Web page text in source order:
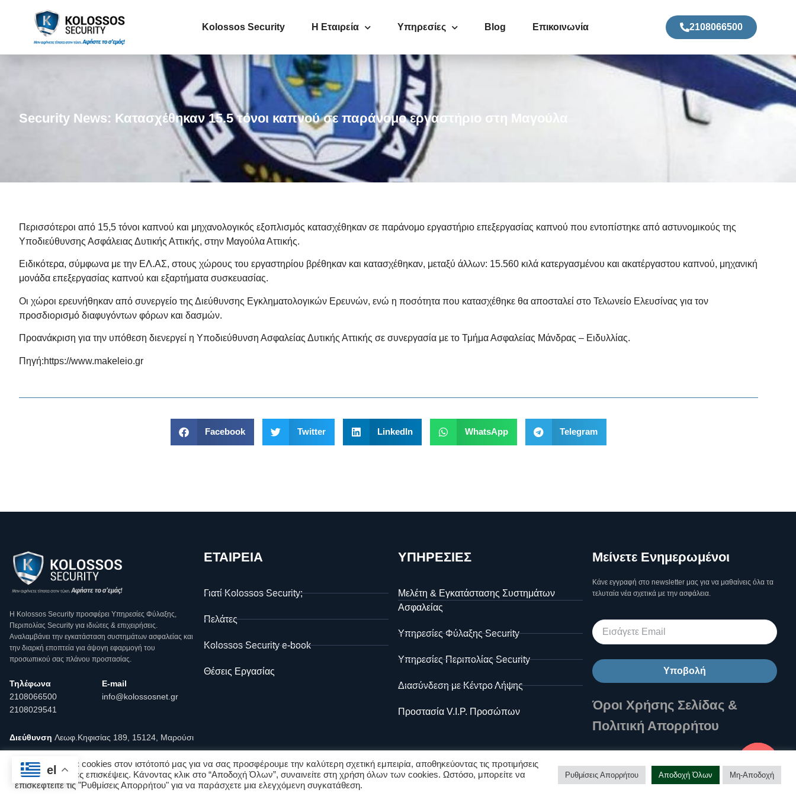
Kolossos Security Η Εταιρεία Υπηρεσίες Blog Επικοινωνία 2108066500
Security News: Κατασχέθηκαν 15.5 τόνοι καπνού σε παράνομο εργαστήριο στη Μαγούλα
Περισσότεροι από 15,5 τόνοι καπνού και μηχανολογικός εξοπλισμός κατασχέθηκαν σε παράνομο εργαστήριο επεξεργασίας καπνού που εντοπίστηκε από αστυνομικούς της
Υποδιεύθυνσης Ασφάλειας Δυτικής Αττικής, στην Μαγούλα Αττικής.
Ειδικότερα, σύμφωνα με την ΕΛ.ΑΣ, στους χώρους του εργαστηρίου βρέθηκαν και κατασχέθηκαν, μεταξύ άλλων: 15.560 κιλά κατεργασμένου και ακατέργαστου καπνού, μηχανική
μονάδα επεξεργασίας καπνού και εξαρτήματα συσκευασίας.
Οι χώροι ερευνήθηκαν από συνεργείο της Διεύθυνσης Εγκληματολογικών Ερευνών, ενώ η ποσότητα που κατασχέθηκε θα αποσταλεί στο Τελωνείο Ελευσίνας για τον
προσδιορισμό διαφυγόντων φόρων και δασμών.
Προανάκριση για την υπόθεση διενεργεί η Υποδιεύθυνση Ασφαλείας Δυτικής Αττικής σε συνεργασία με το Τμήμα Ασφαλείας Μάνδρας – Ειδυλλίας.
Πηγή:https://www.makeleio.gr
Facebook Twitter LinkedIn WhatsApp Telegram
Η Κοlossos Security προσφέρει Υπηρεσίες Φύλαξης,
Περιπολίας Security για ιδιώτες & επιχειρήσεις.
Αναλαμβάνει την εγκατάσταση συστημάτων ασφαλείας και
την διαρκή εποπτεία για άψογη εφαρμογή του
προσωπικού σας πλάνου προστασίας.
Τηλέφωνα
2108066500
2108029541
E-mail
info@kolossosnet.gr
Διεύθυνση Λεωφ.Κηφισίας 189, 15124, Μαρούσι
ΕΤΑΙΡΕΙΑ
Γιατί Kolossos Security;
Πελάτες
Kolossos Security e-book
Θέσεις Εργασίας
ΥΠΗΡΕΣΙΕΣ
Μελέτη & Εγκατάστασης Συστημάτων
Ασφαλείας
Υπηρεσίες Φύλαξης Security
Υπηρεσίες Περιπολίας Security
Διασύνδεση με Κέντρο Λήψης
Προστασία V.I.P. Προσώπων
Μείνετε Ενημερωμένοι
Κάνε εγγραφή στο newsletter μας για να μαθαίνεις όλα τα
τελυταία νέα σχετικά με την ασφάλεια.
Υποβολή
Όροι Χρήσης Σελίδας &
Πολιτική Απορρήτου
Copyright © Kolossos Security 2025 Υποστήριξη Ιστοσελίδων❤ .GSP.
Χρησιμοποιούμε cookies στον ιστότοπό μας για να σας προσφέρουμε την καλύτερη σχετική εμπειρία, αποθηκεύοντας τις προτιμήσεις
σας για επόμενες επισκέψεις. Κάνοντας κλικ στο “Αποδοχή Όλων”, συναινείτε στη χρήση όλων των cookies. Ωστόσο, μπορείτε να
επισκεφτείτε τις "Ρυθμίσεις Απορρήτου" για να παράσχετε μια ελεγχόμενη συγκατάθεση.
Ρυθμίσεις Απορρήτου Αποδοχή Όλων Μη-Αποδοχή
el
Επικοινωνήστε μαζί μας!